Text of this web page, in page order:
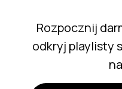
Rozpocznij
odkryj playlisty